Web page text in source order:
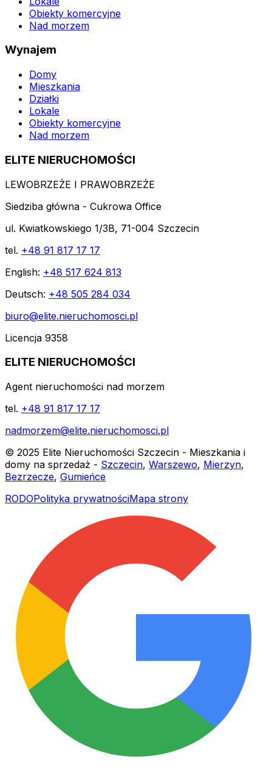
Obiekty komercyjne
Nad morzem
Wynajem
Domy
Mieszkania
Działki
Lokale
Obiekty komercyjne
Nad morzem
ELITE NIERUCHOMOŚCI
LEWOBRZEŻE I PRAWOBRZEŻE
Siedziba główna - Cukrowa Office
ul. Kwiatkowskiego 1/3B, 71-004 Szczecin
tel. +48 91 817 17 17
English: +48 517 624 813
Deutsch: +48 505 284 034
biuro@elite.nieruchomosci.pl
Licencja 9358
ELITE NIERUCHOMOŚCI
Agent nieruchomości nad morzem
tel. +48 91 817 17 17
nadmorzem@elite.nieruchomosci.pl
© 2025 Elite Nieruchomości Szczecin - Mieszkania i
domy na sprzedaż - Szczecin, Warszewo, Mierzyn,
Bezrzecze, Gumieńce
RODOPolityka prywatnościMapa strony